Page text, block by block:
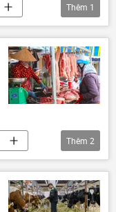
Thêm 1
Thêm 2